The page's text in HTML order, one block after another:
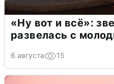
«Ну вот и всё»:
развелась с
6 августа 15